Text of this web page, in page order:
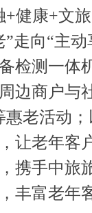
健康+文
走向“主
检测一体
边商户与
老活动
让老年客
携手中旅
丰富老年